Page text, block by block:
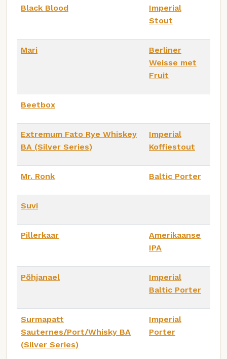
Black Blood
Imperial
Stout
Mari
Berliner
Weisse met
Fruit
Beetbox
Extremum Fato Rye Whiskey
BA (Silver Series)
Imperial
Koffiestout
Mr. Ronk Baltic Porter
Suvi
Pillerkaar
Amerikaanse
IPA
Põhjanael
Imperial
Baltic Porter
Surmapatt
Sauternes/Port/Whisky BA
(Silver Series)
Imperial
Porter